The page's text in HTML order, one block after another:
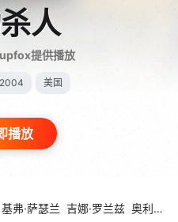
人
提供播放
2004 美国
播放
基弗·萨瑟兰 吉娜·罗兰兹 奥利维埃·马丁内斯